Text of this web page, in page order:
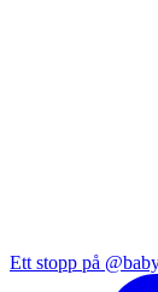
Ett stopp på